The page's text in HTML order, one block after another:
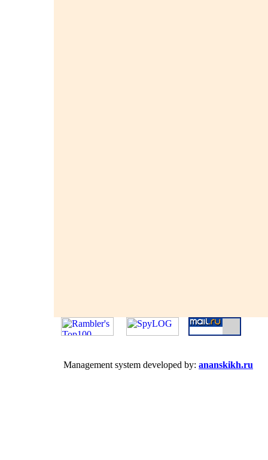
Management system developed by: ananskikh.ru